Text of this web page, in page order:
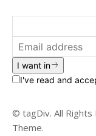
I want in
I've read and
© tagDiv. All
Theme.